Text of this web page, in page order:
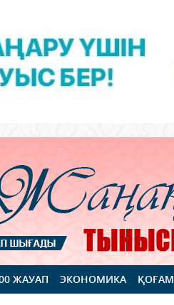
ЖАУАП ЭКОНОМИКА ҚОҒАМ